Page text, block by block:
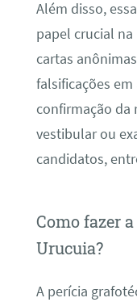
Além disso,
papel crucial
cartas
falsificações
confirmação da
vestibular ou
candidatos,
Como fazer
Urucuia?
A perícia